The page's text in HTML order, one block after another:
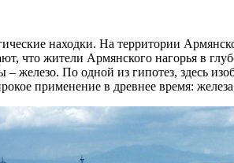
находки. На территории
что жители Армянского нагорья в
– железо. По одной из гипотез, здесь
применение в древнее время: